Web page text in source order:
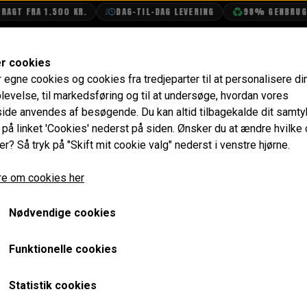
FRA 1.500 KR. DAG-TIL-DAG LEVERING 98%
Topbolte
cookies
egne cookies og cookies fra tredjeparter til at personalisere
til markedsføring og til at undersøge, hvordan vores
anvendes af besøgende. Du kan altid tilbagekalde dit
linket 'Cookies' nederst på siden. Ønsker du at ændre hvilke
Så tryk på "Skift mit cookie valg" nederst i venstre hjørne.
om cookies her
Nødvendige cookies
Funktionelle cookies
Statistik cookies